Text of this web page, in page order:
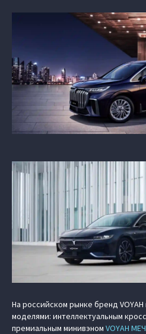
На российском рынке бренд
моделями: интеллектуальным
премиальным минивэном VOYAH